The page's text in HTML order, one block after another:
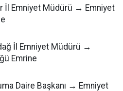
İl Emniyet Müdürü → Emniyet
İl Emniyet Müdürü →
Emrine
Daire Başkanı → Emniyet